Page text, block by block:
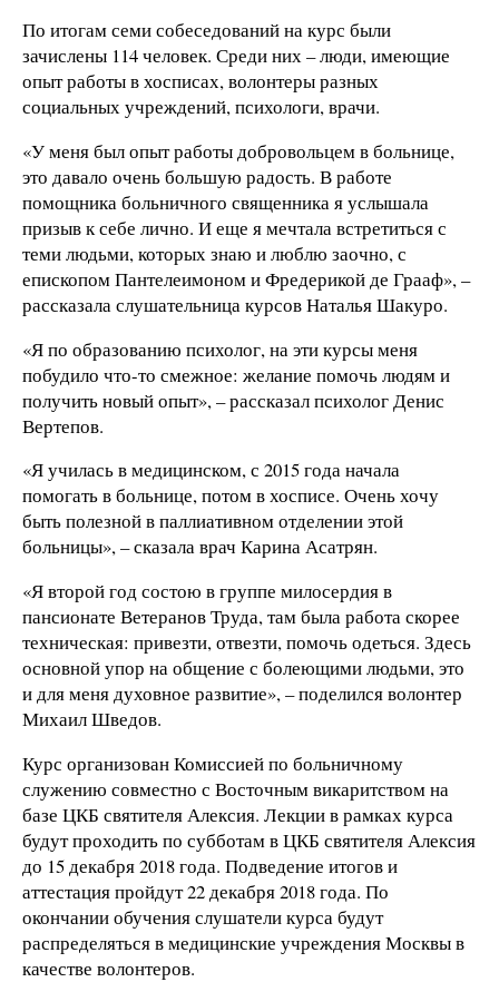
По итогам семи собеседований на курс были
зачислены 114 человек. Среди них – люди, имеющие
опыт работы в хосписах, волонтеры разных
социальных учреждений, психологи, врачи.
«У меня был опыт работы добровольцем в больнице,
это давало очень большую радость. В работе
помощника больничного священника я услышала
призыв к себе лично. И еще я мечтала встретиться с
теми людьми, которых знаю и люблю заочно, с
епископом Пантелеимоном и Фредерикой де Грааф», –
рассказала слушательница курсов Наталья Шакуро.
«Я по образованию психолог, на эти курсы меня
побудило что-то смежное: желание помочь людям и
получить новый опыт», – рассказал психолог Денис
Вертепов.
«Я училась в медицинском, с 2015 года начала
помогать в больнице, потом в хосписе. Очень хочу
быть полезной в паллиативном отделении этой
больницы», – сказала врач Карина Асатрян.
«Я второй год состою в группе милосердия в
пансионате Ветеранов Труда, там была работа скорее
техническая: привезти, отвезти, помочь одеться. Здесь
основной упор на общение с болеющими людьми, это
и для меня духовное развитие», – поделился волонтер
Михаил Шведов.
Курс организован Комиссией по больничному
служению совместно с Восточным викаритством на
базе ЦКБ святителя Алексия. Лекции в рамках курса
будут проходить по субботам в ЦКБ святителя Алексия
до 15 декабря 2018 года. Подведение итогов и
аттестация пройдут 22 декабря 2018 года. По
окончании обучения слушатели курса будут
распределяться в медицинские учреждения Москвы в
качестве волонтеров.